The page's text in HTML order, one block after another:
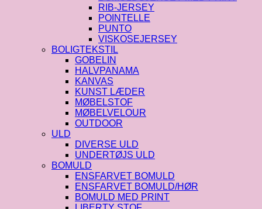
RIB-JERSEY
POINTELLE
PUNTO
VISKOSEJERSEY
BOLIGTEKSTIL
GOBELIN
HALVPANAMA
KANVAS
KUNST LÆDER
MØBELSTOF
MØBELVELOUR
OUTDOOR
ULD
DIVERSE ULD
UNDERTØJS ULD
BOMULD
ENSFARVET BOMULD
ENSFARVET BOMULD/HØR
BOMULD MED PRINT